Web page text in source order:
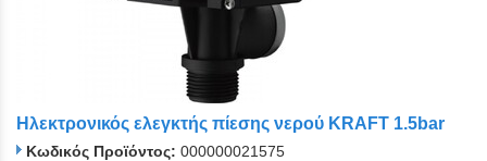
Ηλεκτρονικός ελεγκτής πίεσης νερού KRAFT 1.5bar
Κωδικός Προϊόντος: 000000021575